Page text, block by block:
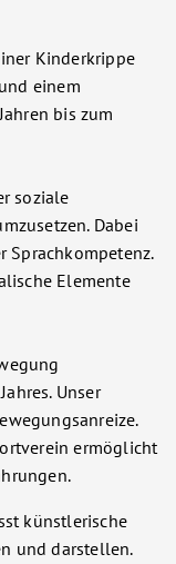
Kinderkrippe
einem
bis zum
soziale
Dabei
Sprachkompetenz.
Elemente
Unser
ermöglicht
künstlerische
und darstellen.